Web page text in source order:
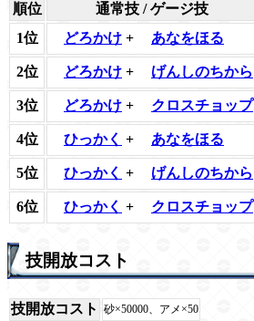
順位
通常技 / ゲージ技
1位
どろかけ + あなをほる
2位 どろかけ + げんしのちから
3位 どろかけ + クロスチョップ
4位 ひっかく + あなをほる
5位 ひっかく + げんしのちから
6位 ひっかく + クロスチョップ
技開放コスト
技開放コスト 砂×50000、アメ×50